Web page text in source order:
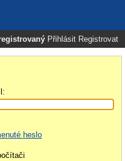
Přihlásit Registrovat
heslo